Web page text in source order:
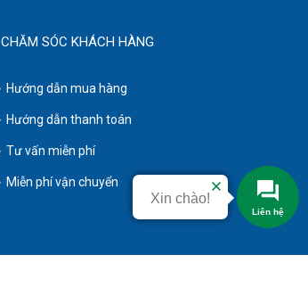
CHĂM SÓC KHÁCH HÀNG
Hướng dẫn mua hàng
Hướng dẫn thanh toán
Tư vấn miễn phí
Miễn phí vận chuyển
Liên hệ
Xin chào!